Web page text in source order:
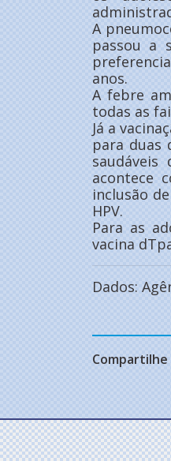
A
passou a
anos.
A febre
todas as
Já a
para duas
acontece
inclusão
HPV.
Para as
vacina
Dados: